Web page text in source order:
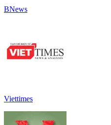
BNews
Viettimes